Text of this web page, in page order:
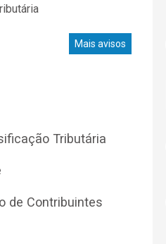
Mais avisos
Tributária
de Contribuintes